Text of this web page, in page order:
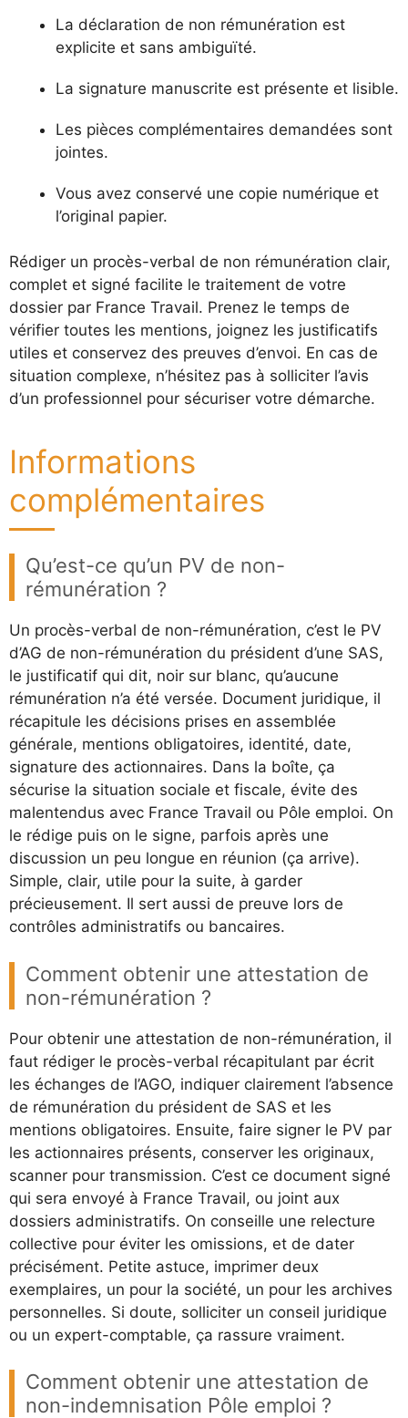
La déclaration de non rémunération est
explicite et sans ambiguïté.
La signature manuscrite est présente et lisible.
Les pièces complémentaires demandées sont
jointes.
Vous avez conservé une copie numérique et
l’original papier.
Rédiger un procès-verbal de non rémunération clair,
complet et signé facilite le traitement de votre
dossier par France Travail. Prenez le temps de
vérifier toutes les mentions, joignez les justificatifs
utiles et conservez des preuves d’envoi. En cas de
situation complexe, n’hésitez pas à solliciter l’avis
d’un professionnel pour sécuriser votre démarche.
Informations
complémentaires
Qu’est-ce qu’un PV de non-
rémunération ?
Un procès-verbal de non-rémunération, c’est le PV
d’AG de non-rémunération du président d’une SAS,
le justificatif qui dit, noir sur blanc, qu’aucune
rémunération n’a été versée. Document juridique, il
récapitule les décisions prises en assemblée
générale, mentions obligatoires, identité, date,
signature des actionnaires. Dans la boîte, ça
sécurise la situation sociale et fiscale, évite des
malentendus avec France Travail ou Pôle emploi. On
le rédige puis on le signe, parfois après une
discussion un peu longue en réunion (ça arrive).
Simple, clair, utile pour la suite, à garder
précieusement. Il sert aussi de preuve lors de
contrôles administratifs ou bancaires.
Comment obtenir une attestation de
non-rémunération ?
Pour obtenir une attestation de non-rémunération, il
faut rédiger le procès-verbal récapitulant par écrit
les échanges de l’AGO, indiquer clairement l’absence
de rémunération du président de SAS et les
mentions obligatoires. Ensuite, faire signer le PV par
les actionnaires présents, conserver les originaux,
scanner pour transmission. C’est ce document signé
qui sera envoyé à France Travail, ou joint aux
dossiers administratifs. On conseille une relecture
collective pour éviter les omissions, et de dater
précisément. Petite astuce, imprimer deux
exemplaires, un pour la société, un pour les archives
personnelles. Si doute, solliciter un conseil juridique
ou un expert-comptable, ça rassure vraiment.
Comment obtenir une attestation de
non-indemnisation Pôle emploi ?